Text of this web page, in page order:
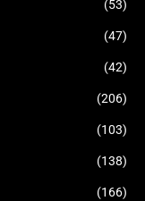
(53)
(47)
(42)
(206)
(103)
(138)
(166)